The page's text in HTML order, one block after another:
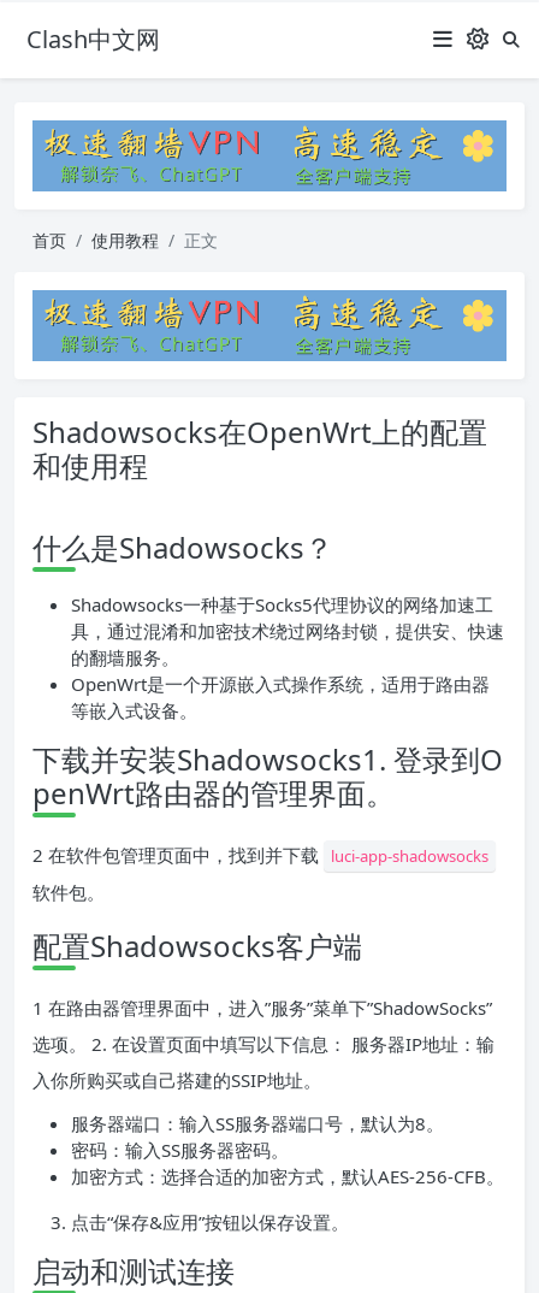
Clash中文网
首页 使用教程 正文
Shadowsocks在OpenWrt上的配置
和使用程
什么是Shadowsocks？
Shadowsocks一种基于Socks5代理协议的网络加速工
具，通过混淆和加密技术绕过网络封锁，提供安、快速
的翻墙服务。
OpenWrt是一个开源嵌入式操作系统，适用于路由器
等嵌入式设备。
下载并安装Shadowsocks1. 登录到O
penWrt路由器的管理界面。
2 在软件包管理页面中，找到并下载 luci-app-shadowsocks
软件包。
配置Shadowsocks客户端
1 在路由器管理界面中，进入”服务”菜单下”ShadowSocks”
选项。 2. 在设置页面中填写以下信息： 服务器IP地址：输
入你所购买或自己搭建的SSIP地址。
服务器端口：输入SS服务器端口号，默认为8。
密码：输入SS服务器密码。
加密方式：选择合适的加密方式，默认AES-256-CFB。
点击“保存&应用”按钮以保存设置。
启动和测试连接